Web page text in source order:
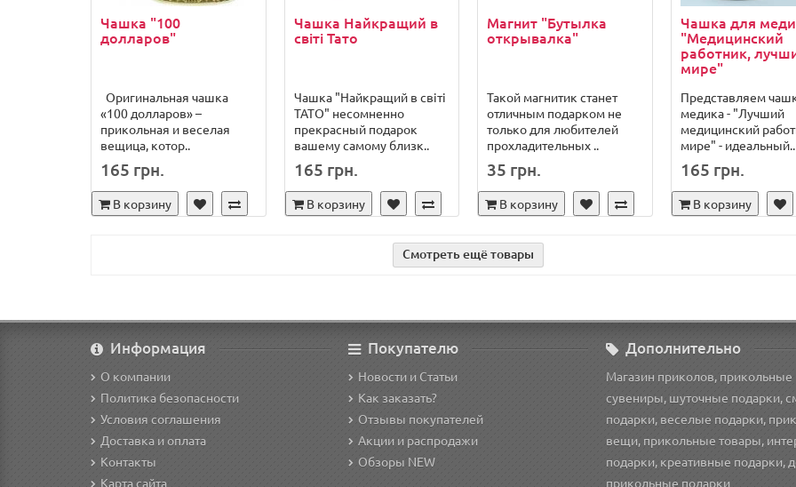
Чашка "100
долларов"
Оригинальная чашка
«100 долларов» –
прикольная и веселая
вещица, котор..
165 грн.
В корзину
Чашка Найкращий в
світі Тато
Чашка "Найкращий в світі
ТАТО" несомненно
прекрасный подарок
вашему самому близк..
165 грн.
В корзину
Магнит "Бутылка
открывалка"
Такой магнитик станет
отличным подарком не
только для любителей
прохладительных ..
35 грн.
В корзину
Чашка для
"Медицинский
работник,
мире"
Представляем
медика - "Лучший
медицинский
мире" - идеальный..
165 грн.
В корзину
Смотреть ещё товары
Информация
О компании
Политика безопасности
Условия соглашения
Доставка и оплата
Контакты
Карта сайта
Покупателю
Новости и Статьи
Как заказать?
Отзывы покупателей
Акции и распродажи
Обзоры NEW
Дополнительно
Магазин приколов, прикольные
сувениры, шуточные подарки,
подарки, веселые подарки,
вещи, прикольные товары,
подарки, креативные подарки,
прикольные подарки